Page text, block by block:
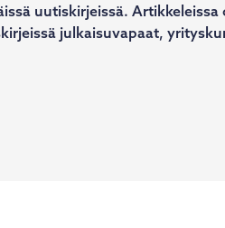
uutiskirjeissä.
julkaisuvapaat,